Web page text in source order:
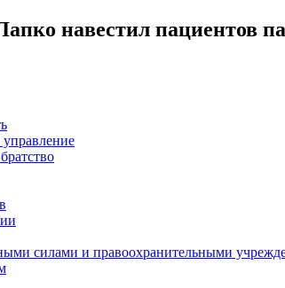
навестил пациентов
управление
силами и правоохранительными